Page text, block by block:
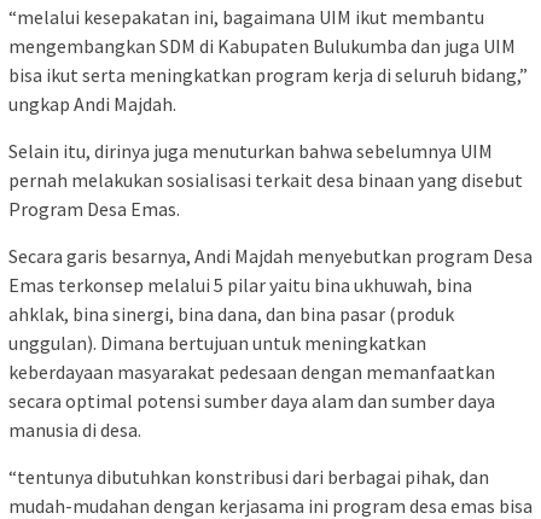
“melalui kesepakatan ini, bagaimana UIM ikut membantu
mengembangkan SDM di Kabupaten Bulukumba dan juga UIM
bisa ikut serta meningkatkan program kerja di seluruh bidang,”
ungkap Andi Majdah.
Selain itu, dirinya juga menuturkan bahwa sebelumnya UIM
pernah melakukan sosialisasi terkait desa binaan yang disebut
Program Desa Emas.
Secara garis besarnya, Andi Majdah menyebutkan program Desa
Emas terkonsep melalui 5 pilar yaitu bina ukhuwah, bina
ahklak, bina sinergi, bina dana, dan bina pasar (produk
unggulan). Dimana bertujuan untuk meningkatkan
keberdayaan masyarakat pedesaan dengan memanfaatkan
secara optimal potensi sumber daya alam dan sumber daya
manusia di desa.
“tentunya dibutuhkan konstribusi dari berbagai pihak, dan
mudah-mudahan dengan kerjasama ini program desa emas bisa